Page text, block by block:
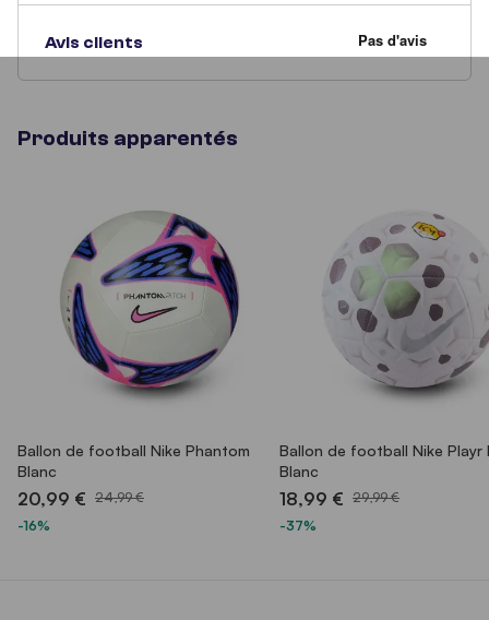
Avis clients
Produits apparentés
Ballon de football Nike Phantom
Blanc
20,99 € 24,99 €
-16%
Ballon de football Nike Playr
Blanc
18,99 € 29,99 €
-37%